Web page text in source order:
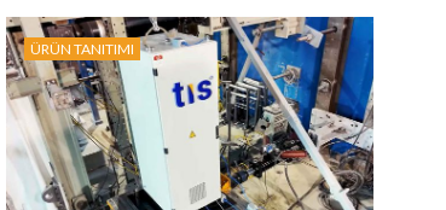
ÜRÜN TANITIMI